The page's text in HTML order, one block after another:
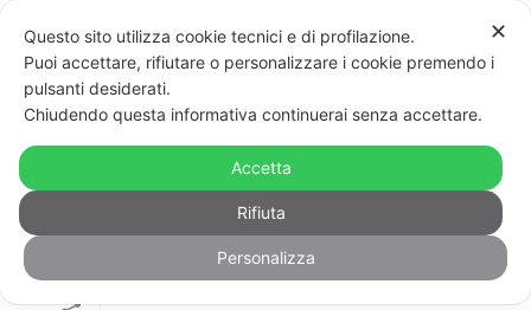
ARCHIVIO
✕
Questo sito utilizza cookie tecnici e di profilazione.
Puoi accettare, rifiutare o personalizzare i cookie premendo i
pulsanti desiderati.
Chiudendo questa informativa continuerai senza accettare.
Accetta
Rifiuta
Personalizza